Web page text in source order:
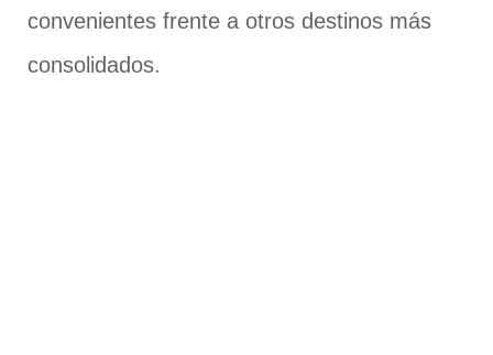
convenientes frente a otros destinos más
consolidados.